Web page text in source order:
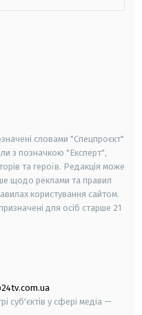
словами "Спецпроєкт"
з позначкою "Експерт",
та героїв. Редакція може
щодо реклами та правил
користування сайтом.
для осіб старше 21
суб'єктів у сфері медіа —